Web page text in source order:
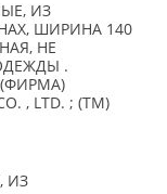
ИЗ
ШИРИНА 140
НЕ
.
, LTD. ; (TM)
ИЗ